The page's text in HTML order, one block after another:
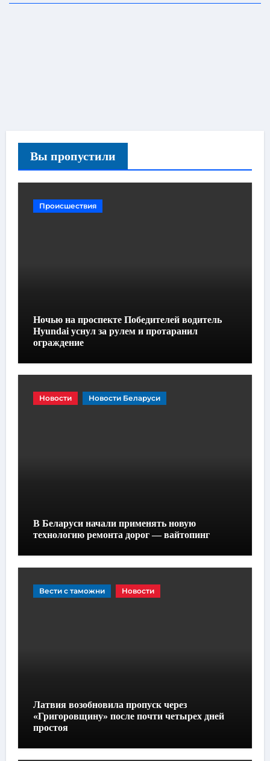
Вы пропустили
Происшествия
Ночью на проспекте Победителей водитель
Hyundai уснул за рулем и протаранил
ограждение
Новости Новости Беларуси
В Беларуси начали применять новую
технологию ремонта дорог — вайтопинг
Вести с таможни Новости
Латвия возобновила пропуск через
«Григоровщину» после почти четырех дней
простоя